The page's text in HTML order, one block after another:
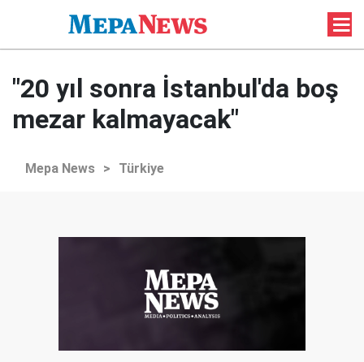
"20 yıl sonra İstanbul'da boş
mezar kalmayacak"
Mepa News > Türkiye